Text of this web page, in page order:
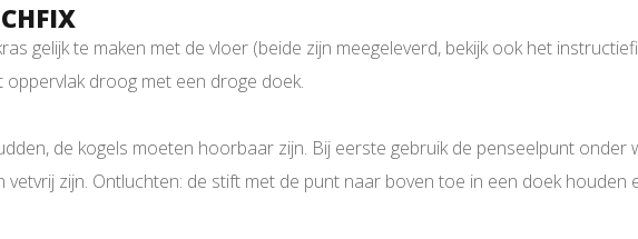
gelijk te maken met de vloer (beide zijn meegeleverd, bekijk ook het
droog met een droge doek.
de kogels moeten hoorbaar zijn. Bij eerste gebruik de penseelpunt
zijn. Ontluchten: de stift met de punt naar boven toe in een doek houden